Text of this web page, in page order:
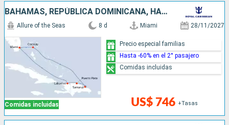
BAHAMAS, REPÚBLICA DOMINICANA, HAITI, ESTADOS UNIDOS
Comidas incluidas
Allure of the Seas 8 d Miami 28/11/2027
US$ 746 +Tasas
Precio especial familias
Hasta -60% en el 2° pasajero
Comidas incluidas